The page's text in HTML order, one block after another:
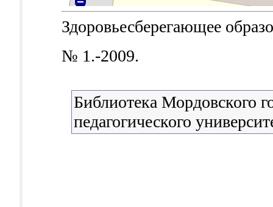
Здоровьесберегающее
№ 1.-2009.
Библиотека Мордовского
педагогического